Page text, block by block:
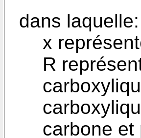
dans laquelle:
x
R
carbone et